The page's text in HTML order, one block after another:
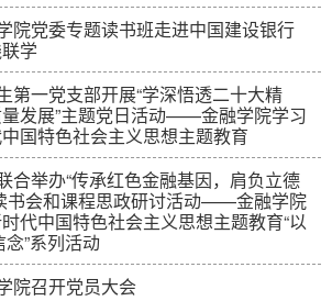
院党委专题读书班走进中国建设银行
学
第一党支部开展“学深悟透二十大精
发展”主题党日活动——金融学院学习
国特色社会主义思想主题教育
合举办“传承红色金融基因，肩负立德
书会和课程思政研讨活动——金融学院
代中国特色社会主义思想主题教育“以
念”系列活动
院召开党员大会